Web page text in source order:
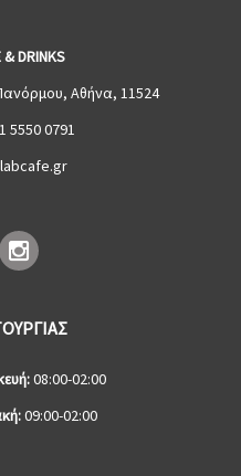
& DRINKS
Αθήνα, 11524
5550 0791
08:00-02:00
09:00-02:00